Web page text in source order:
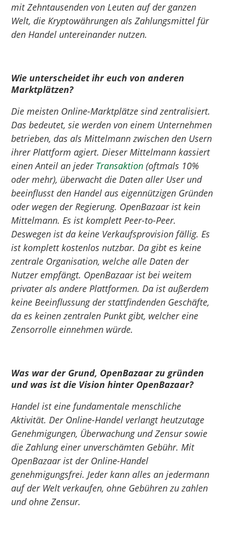
mit Zehntausenden von Leuten auf der ganzen
Welt, die Kryptowährungen als Zahlungsmittel für
den Handel untereinander nutzen.
Wie unterscheidet ihr euch von anderen
Marktplätzen?
Die meisten Online-Marktplätze sind zentralisiert.
Das bedeutet, sie werden von einem Unternehmen
betrieben, das als Mittelmann zwischen den Usern
ihrer Plattform agiert. Dieser Mittelmann kassiert
einen Anteil an jeder Transaktion (oftmals 10%
oder mehr), überwacht die Daten aller User und
beeinflusst den Handel aus eigennützigen Gründen
oder wegen der Regierung. OpenBazaar ist kein
Mittelmann. Es ist komplett Peer-to-Peer.
Deswegen ist da keine Verkaufsprovision fällig. Es
ist komplett kostenlos nutzbar. Da gibt es keine
zentrale Organisation, welche alle Daten der
Nutzer empfängt. OpenBazaar ist bei weitem
privater als andere Plattformen. Da ist außerdem
keine Beeinflussung der stattfindenden Geschäfte,
da es keinen zentralen Punkt gibt, welcher eine
Zensorrolle einnehmen würde.
Was war der Grund, OpenBazaarzu gründen
und was ist die Vision hinter OpenBazaar?
Handel ist eine fundamentale menschliche
Aktivität. Der Online-Handel verlangt heutzutage
Genehmigungen, Überwachung und Zensur sowie
die Zahlung einer unverschämten Gebühr. Mit
OpenBazaar ist der Online-Handel
genehmigungsfrei. Jeder kann alles an jedermann
auf der Welt verkaufen, ohne Gebühren zu zahlen
und ohne Zensur.